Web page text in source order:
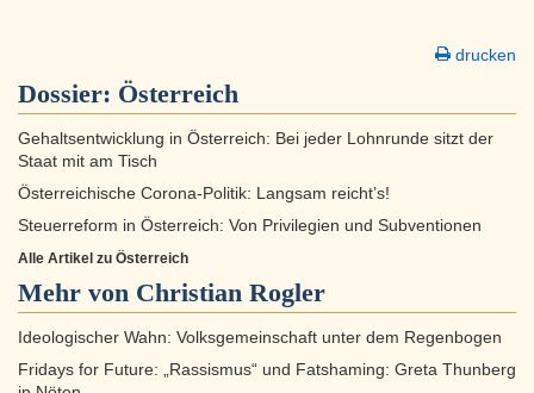
drucken
Dossier: Österreich
Gehaltsentwicklung in Österreich: Bei jeder Lohnrunde sitzt der
Staat mit am Tisch
Österreichische Corona-Politik: Langsam reicht’s!
Steuerreform in Österreich: Von Privilegien und Subventionen
Alle Artikel zu Österreich
Mehr von Christian Rogler
Ideologischer Wahn: Volksgemeinschaft unter dem Regenbogen
Fridays for Future: „Rassismus“ und Fatshaming: Greta Thunberg